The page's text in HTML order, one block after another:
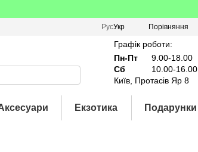
РусУкр Порівняння
Графік роботи:
Пн-Пт
9.00-18.00
Сб
10.00-16.00
Київ, Протасів Яр 8
Екзотика Подарунки